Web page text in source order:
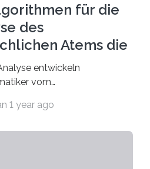
für die
des
Atems die
von
entwickeln
vom
and Interaction“ an der
1 year ago